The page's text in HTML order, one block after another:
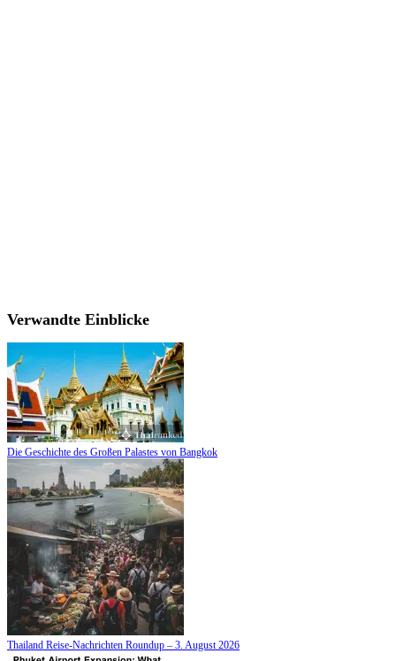
Verwandte Einblicke
Die Geschichte des Großen Palastes von Bangkok
Thailand Reise-Nachrichten Roundup – 3. August 2026